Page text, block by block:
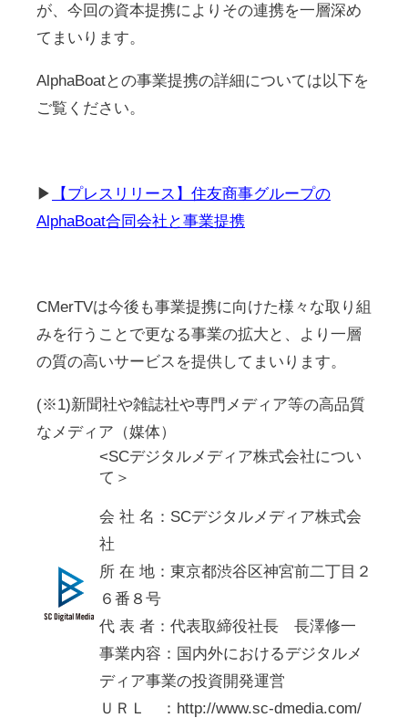
が、今回の資本提携によりその連携を一層深め
てまいります。
AlphaBoatとの事業提携の詳細については以下を
ご覧ください。
▶
【プレスリリース】住友商事グループの
AlphaBoat合同会社と事業提携
CMerTVは今後も事業提携に向けた様々な取り組
みを行うことで更なる事業の拡大と、より一層
の質の高いサービスを提供してまいります。
(※1)新聞社や雑誌社や専門メディア等の高品質
なメディア（媒体）
<SCデジタルメディア株式会社につい
て＞
会 社 名：SCデジタルメディア株式会
社
所 在 地：東京都渋谷区神宮前二丁目２
６番８号
代 表 者：代表取締役社長
長澤修一
事業内容：国内外におけるデジタルメ
ディア事業の投資開発運営
ＵＲＬ ：http://www.sc-dmedia.com/